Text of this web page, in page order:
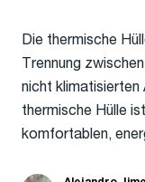
Die thermische
Trennung
nicht klimatisierten
thermische Hülle
komfortablen,